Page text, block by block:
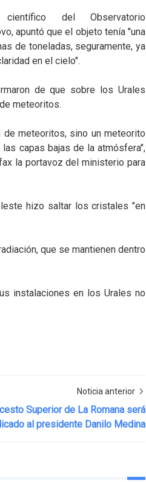
científico del Observatorio
apuntó que el objeto tenía "una
de toneladas, seguramente, ya
en el cielo".
de que sobre los Urales
meteoritos.
de meteoritos, sino un meteorito
capas bajas de la atmósfera",
la portavoz del ministerio para
hizo saltar los cristales "en
que se mantienen dentro
instalaciones en los Urales no
Noticia anterior
Superior de La Romana será
al presidente Danilo Medina